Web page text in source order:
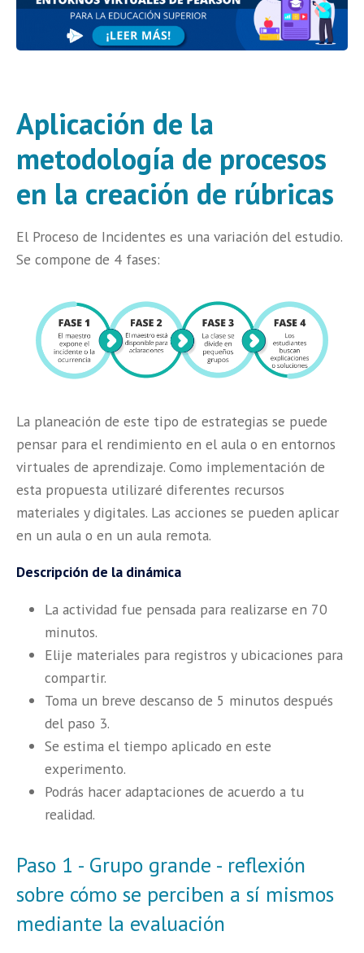
Aplicación de la
metodología de procesos
en la creación de rúbricas
El Proceso de Incidentes es una variación del estudio.
Se compone de 4 fases:
La planeación de este tipo de estrategias se puede
pensar para el rendimiento en el aula o en entornos
virtuales de aprendizaje. Como implementación de
esta propuesta utilizaré diferentes recursos
materiales y digitales. Las acciones se pueden aplicar
en un aula o en un aula remota.
Descripción de la dinámica
La actividad fue pensada para realizarse en 70
minutos.
Elije materiales para registros y ubicaciones para
compartir.
Toma un breve descanso de 5 minutos después
del paso 3.
Se estima el tiempo aplicado en este
experimento.
Podrás hacer adaptaciones de acuerdo a tu
realidad.
Paso 1 - Grupo grande - reflexión
sobre cómo se perciben a sí mismos
mediante la evaluación